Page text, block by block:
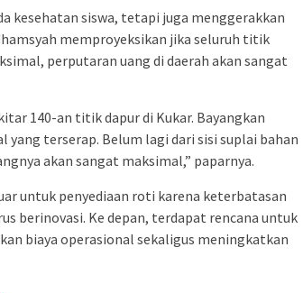
kesehatan siswa, tetapi juga menggerakkan
memproyeksikan jika seluruh titik
perputaran uang di daerah akan sangat
140-an titik dapur di Kukar. Bayangkan
yang terserap. Belum lagi dari sisi suplai bahan
akan sangat maksimal,” paparnya.
untuk penyediaan roti karena keterbatasan
berinovasi. Ke depan, terdapat rencana untuk
biaya operasional sekaligus meningkatkan